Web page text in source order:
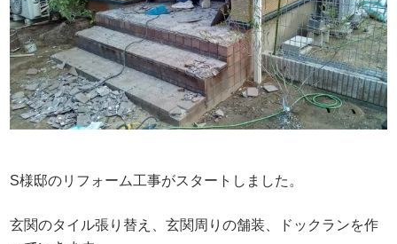
S様邸のリフォーム工事がスタートしました。
玄関のタイル張り替え、玄関周りの舗装、ドックランを作